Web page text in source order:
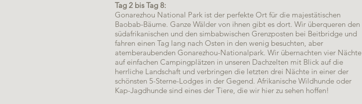
Tag 2 bis Tag 8:
Gonarezhou National Park ist der perfekte Ort für die majestätischen
Baobab-Bäume. Ganze Wälder von ihnen gibt es dort. Wir überqueren den
südafrikanischen und den simbabwischen Grenzposten bei Beitbridge und
fahren einen Tag lang nach Osten in den wenig besuchten, aber
atemberaubenden Gonarezhou-Nationalpark. Wir übernachten vier Nächte
auf einfachen Campingplätzen in unseren Dachzelten mit Blick auf die
herrliche Landschaft und verbringen die letzten drei Nächte in einer der
schönsten 5-Sterne-Lodges in der Gegend. Afrikanische Wildhunde oder
Kap-Jagdhunde sind eines der Tiere, die wir hier zu sehen hoffen!